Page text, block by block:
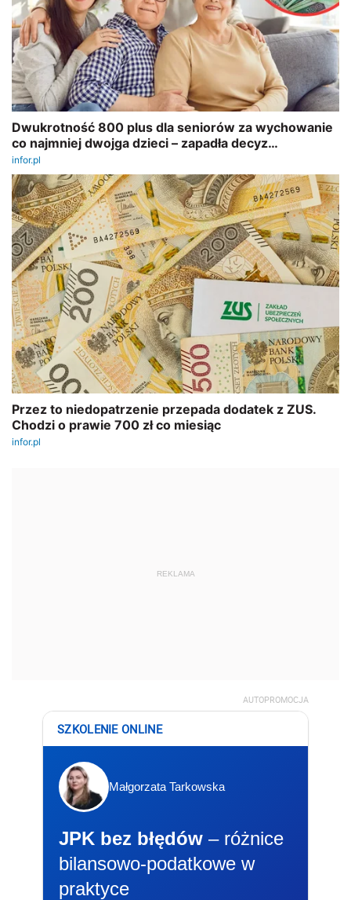
REKLAMA
AUTOPROMOCJA
SZKOLENIE ONLINE
Małgorzata Tarkowska
JPK bez błędów – różnice
bilansowo-podatkowe w
praktyce